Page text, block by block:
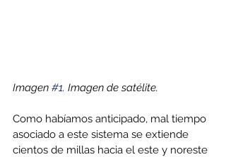
Imagen #1. Imagen de satélite.
Como habíamos anticipado, mal tiempo
asociado a este sistema se extiende
cientos de millas hacia el este y noreste